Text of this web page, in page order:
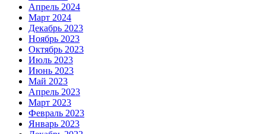
Апрель 2024
Март 2024
Декабрь 2023
Ноябрь 2023
Октябрь 2023
Июль 2023
Июнь 2023
Май 2023
Апрель 2023
Март 2023
Февраль 2023
Январь 2023